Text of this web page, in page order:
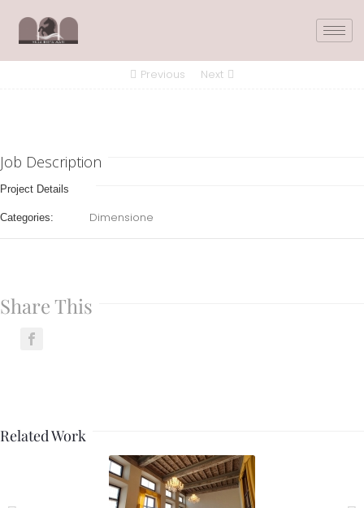
Previous Next
Job Description
Project Details
Categories: Dimensione
Share This
Related Work